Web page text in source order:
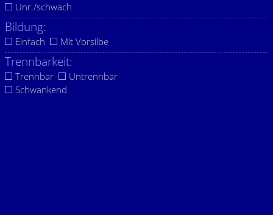
Unr./schwach
Bildung:
Einfach Mit Vorsilbe
Trennbarkeit:
Trennbar
Untrennbar
Schwankend